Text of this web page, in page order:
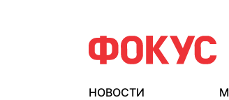
НОВОСТИ